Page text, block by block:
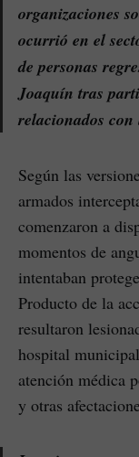
organizaciones
ocurrió en el
de personas
Joaquín tras
relacionados
Según las
armados
comenzaron a
momentos de
intentaban
Producto de la
resultaron
hospital
atención médica
y otras